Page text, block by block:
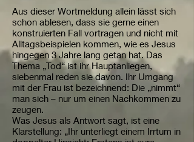
Aus dieser Wortmeldung allein lässt sich
schon ablesen, dass sie gerne einen
konstruierten Fall vortragen und nicht mit
Alltagsbeispielen kommen, wie es Jesus
hingegen 3 Jahre lang getan hat. Das
Thema „Tod“ ist ihr Hauptanliegen,
siebenmal reden sie davon. Ihr Umgang
mit der Frau ist bezeichnend: Die „nimmt“
man sich – nur um einen Nachkommen zu
zeugen.
Was Jesus als Antwort sagt, ist eine
Klarstellung: „Ihr unterliegt einem Irrtum in